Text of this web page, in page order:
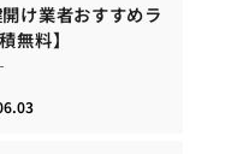
け業者おすすめラ
無料】